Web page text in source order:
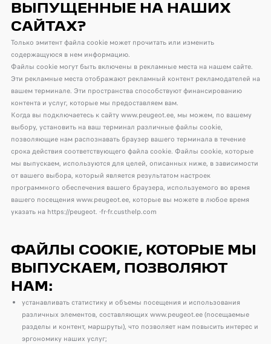
ВЫПУЩЕННЫЕ НА НАШИХ
САЙТАХ?
Только эмитент файла cookie может прочитать или изменить
содержащуюся в нем информацию.
Файлы cookie могут быть включены в рекламные места на нашем сайте.
Эти рекламные места отображают рекламный контент рекламодателей на
вашем терминале. Эти пространства способствуют финансированию
контента и услуг, которые мы предоставляем вам.
Когда вы подключаетесь к сайту www.peugeot.ee, мы можем, по вашему
выбору, установить на ваш терминал различные файлы cookie,
позволяющие нам распознавать браузер вашего терминала в течение
срока действия соответствующего файла cookie. Файлы cookie, которые
мы выпускаем, используются для целей, описанных ниже, в зависимости
от вашего выбора, который является результатом настроек
программного обеспечения вашего браузера, используемого во время
вашего посещения www.peugeot.ee, которые вы можете в любое время
указать на https://peugeot. -fr-fr.custhelp.com
ФАЙЛЫ COOKIE, КОТОРЫЕ МЫ
ВЫПУСКАЕМ, ПОЗВОЛЯЮТ
НАМ:
устанавливать статистику и объемы посещения и использования
различных элементов, составляющих www.peugeot.ee (посещаемые
разделы и контент, маршруты), что позволяет нам повысить интерес и
эргономику наших услуг;